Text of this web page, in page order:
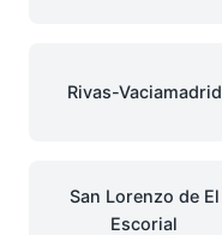
Rivas-Vaciamadrid
San Lorenzo de El
Escorial